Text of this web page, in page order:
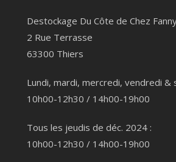
Destockage Du Côte de Chez
2 Rue Terrasse
63300 Thiers
Lundi, mardi, mercredi, vendredi &
10h00-12h30 / 14h00-19h00
Tous les jeudis de déc. 2024 :
10h00-12h30 / 14h00-19h00